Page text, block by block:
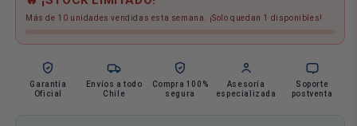
Rcp
Ampollas
Torniquete
Tijera
Ogdmve
Rcp
Ampollas
Torniquete
Tijera
Ogdmve
Más de 10 unidades vendidas esta semana. ¡Solo quedan 1 disponibles!
Garantía
Oficial
Envíos a todo
Chile
Compra 100%
segura
Asesoría
especializada
Soporte
postventa